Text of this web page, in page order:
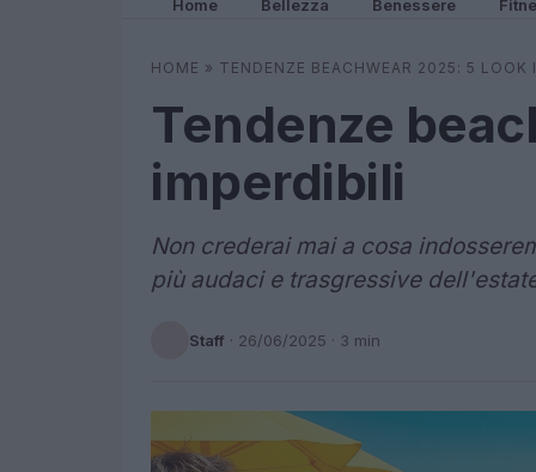
Home Bellezza Benessere
HOME » TENDENZE BEACHWEAR 2025: 5 LOOK
Tendenze
imperdibili
Non crederai mai a cosa
più audaci e trasgressive
Staff · 26/06/2025 · 3 min